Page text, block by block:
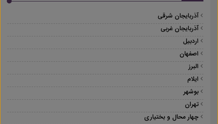
آذربایجان شرقی
آذربایجان غربی
اردبیل
اصفهان
البرز
ایلام
بوشهر
تهران
چهار محال و بختیاری